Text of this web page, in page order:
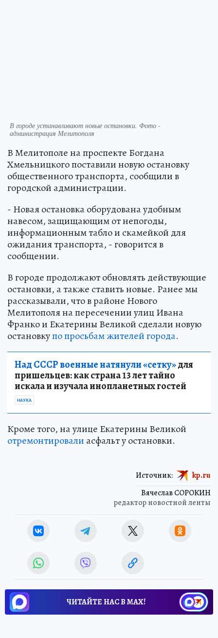
В городе устанавливают новые остановки. Фото -
администрация Мелитополя
В Мелитополе на проспекте Богдана
Хмельницкого поставили новую остановку
общественного транспорта, сообщили в
городской администрации.
- Новая остановка оборудована удобным
навесом, защищающим от непогоды,
информационным табло и скамейкой для
ожидания транспорта, - говорится в
сообщении.
В городе продолжают обновлять действующие
остановки, а также ставить новые. Ранее мы
рассказывали, что в районе Нового
Мелитополя на пересечении улиц Ивана
Франко и Екатерины Великой сделали новую
остановкупо просьбам жителей города.
Над СССР военные натянули «сетку»для
пришельцев: как страна 13 лет тайно
искала и изучала инопланетных гостей
НАУКА
Кроме того, на улице Екатерины Великой
отремонтировали асфальт у остановки.
Вячеслав СОРОКИН
редактор новостной ленты
Источник: kp.ru
ЧИТАЙТЕ НАС В МАХ!